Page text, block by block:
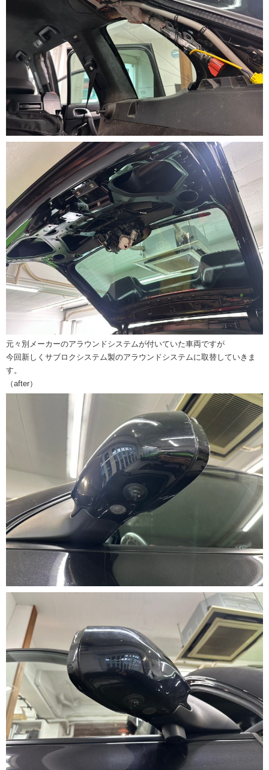
元々別メーカーのアラウンドシステムが付いていた車両ですが
今回新しくサブロクシステム製のアラウンドシステムに取替していきま
す。
（after）